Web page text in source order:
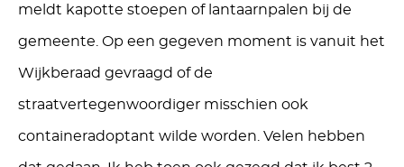
meldt kapotte stoepen of lantaarnpalen bij de
gemeente. Op een gegeven moment is vanuit het
Wijkberaad gevraagd of de
straatvertegenwoordiger misschien ook
containeradoptant wilde worden. Velen hebben